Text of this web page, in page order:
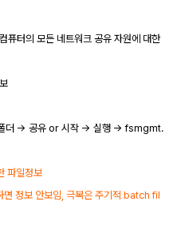
터의 모든 네트워크 공유 자원에 대한
더 -> 공유 or 시작 -> 실행 -> fsmgmt.
파일정보
정보 안보임, 극복은 주기적 batch fil